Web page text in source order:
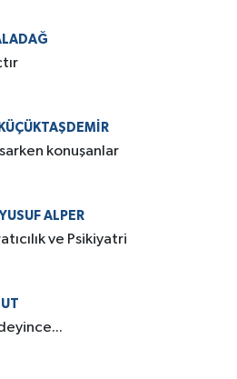
konuşanlar
ALPER
ve Psikiyatri